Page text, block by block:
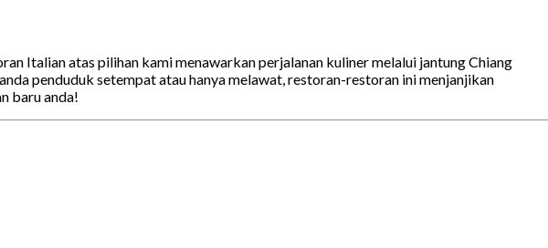
Italian atas pilihan kami menawarkan perjalanan kuliner melalui jantung Chiang
penduduk setempat atau hanya melawat, restoran-restoran ini menjanjikan
baru anda!